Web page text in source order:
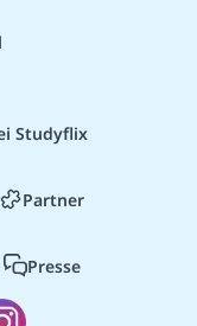
Studyflix
Partner
Presse